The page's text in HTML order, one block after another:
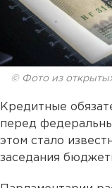
© Фото из
Кредитные
перед
этом стало
заседания